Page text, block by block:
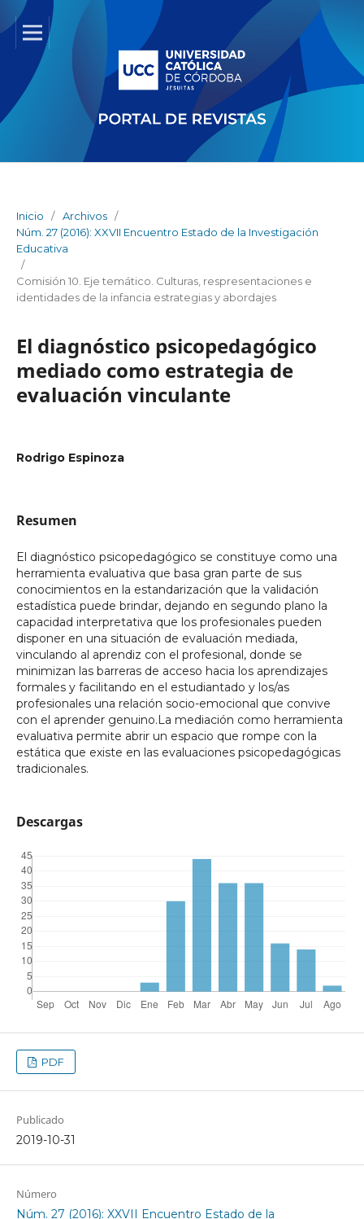
Inicio / Archivos /
Núm. 27 (2016): XXVII Encuentro Estado de la Investigación
Educativa
/
Comisión 10. Eje temático. Culturas, respresentaciones e
identidades de la infancia estrategias y abordajes
El diagnóstico psicopedagógico
mediado como estrategia de
evaluación vinculante
Rodrigo Espinoza
Resumen
El diagnóstico psicopedagógico se constituye como una
herramienta evaluativa que basa gran parte de sus
conocimientos en la estandarización que la validación
estadística puede brindar, dejando en segundo plano la
capacidad interpretativa que los profesionales pueden
disponer en una situación de evaluación mediada,
vinculando al aprendiz con el profesional, donde se
minimizan las barreras de acceso hacia los aprendizajes
formales y facilitando en el estudiantado y los/as
profesionales una relación socio-emocional que convive
con el aprender genuino.La mediación como herramienta
evaluativa permite abrir un espacio que rompe con la
estática que existe en las evaluaciones psicopedagógicas
tradicionales.
Descargas
PDF
Publicado
2019-10-31
Número
Núm. 27 (2016): XXVII Encuentro Estado de la